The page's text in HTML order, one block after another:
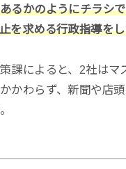
るかのようにチラシ
を求める行政指導を
課によると、2社は
かわらず、新聞や店